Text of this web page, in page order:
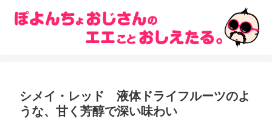
シメイ・レッド 液体ドライフルーツのよ
うな、甘く芳醇で深い味わい